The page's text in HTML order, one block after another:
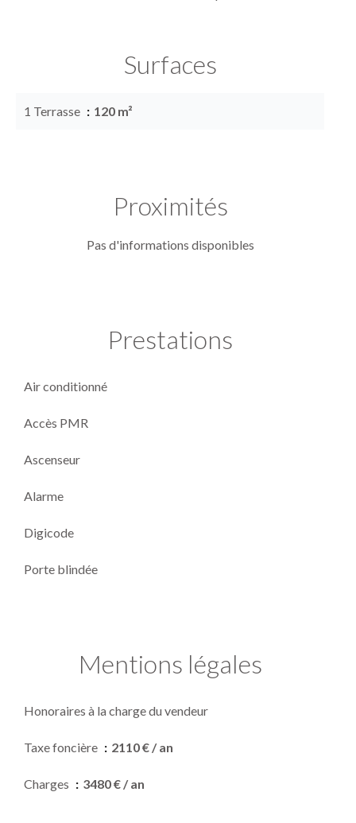
Surfaces
1 Terrasse 120 m²
Proximités
Pas d'informations disponibles
Prestations
Air conditionné
Accès PMR
Ascenseur
Alarme
Digicode
Porte blindée
Mentions légales
Honoraires à la charge du vendeur
Taxe foncière 2110 € / an
Charges 3480 € / an